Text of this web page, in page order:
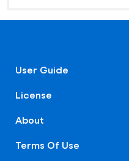
User Guide
License
About
Terms Of Use